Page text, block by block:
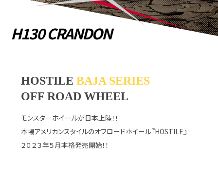
カタログ請求
PRIVACY POLICY 個人情報保護方針
COMPANY
H130 CRANDON
HOSTILE BAJA SERIES
OFF ROAD WHEEL
モンスターホイールが日本上陸！！
本場アメリカンスタイルのオフロードホイール『HOSTILE』
２０２３年５月本格発売開始！！